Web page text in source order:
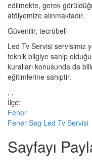
edilmekte, gerek
atölyemize alınmaktadır.
Güvenilir, tecrübeli
Led Tv Servisi servisimiz
teknik bilgiye sahip
kuralları konusunda da
eğitimlerine sahiptir.
, ,
İlçe:
Fener
Fener Seg Led Tv Servisi
Sayfayı